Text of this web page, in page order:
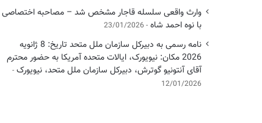
وارث واقعی سلسله قاجار مشخص شد – مصاحبه اختصاصی
با نوه احمد شاه 23/01/2026
نامه رسمی به دبیرکل سازمان ملل متحد تاریخ: 8 ژانویه
2026 مکان: نیویورک، ایالات متحده آمریکا به حضور محترم
آقای آنتونیو گوترش، دبیرکل سازمان ملل متحد، نیویورک
12/01/2026